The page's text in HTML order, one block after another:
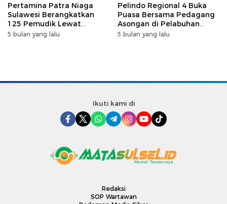
Pertamina Patra Niaga
Sulawesi Berangkatkan
125 Pemudik Lewat
Program Mudik Gratis
5 bulan yang lalu
Pelindo Regional 4 Buka
Puasa Bersama Pedagang
Asongan di Pelabuhan
Makassar, Perkuat
5 bulan yang lalu
Ikuti kami di
Redaksi
SOP Wartawan